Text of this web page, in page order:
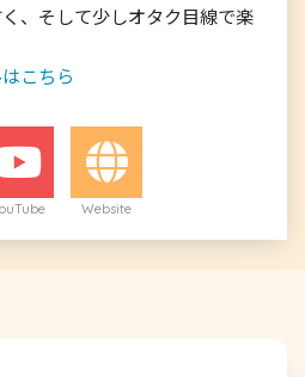
、そして少しオタク目線で楽
こちら
Website